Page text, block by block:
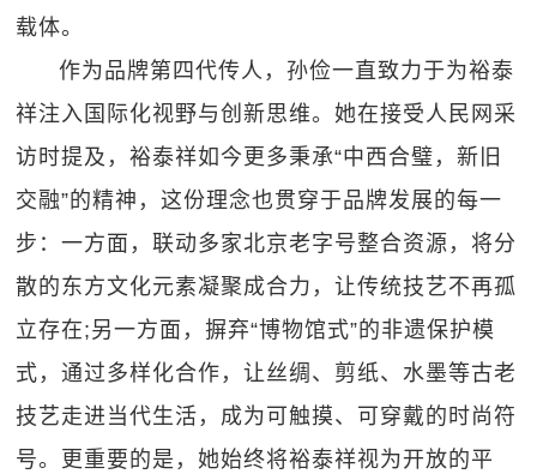
载体。
作为品牌第四代传人，孙俭一直致力于为裕泰
祥注入国际化视野与创新思维。她在接受人民网采
访时提及，裕泰祥如今更多秉承“中西合璧，新旧
交融”的精神，这份理念也贯穿于品牌发展的每一
步：一方面，联动多家北京老字号整合资源，将分
散的东方文化元素凝聚成合力，让传统技艺不再孤
立存在;另一方面，摒弃“博物馆式”的非遗保护模
式，通过多样化合作，让丝绸、剪纸、水墨等古老
技艺走进当代生活，成为可触摸、可穿戴的时尚符
号。更重要的是，她始终将裕泰祥视为开放的平